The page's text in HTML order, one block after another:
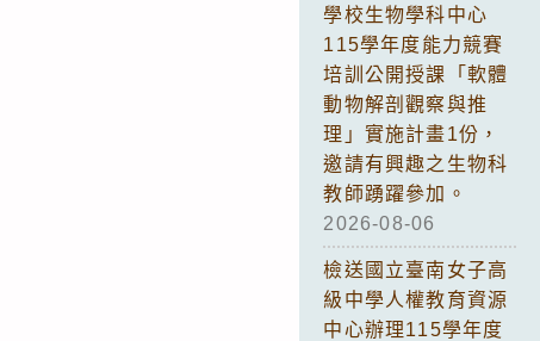
學校生物學科中心
115學年度能力競賽
培訓公開授課「軟體
動物解剖觀察與推
理」實施計畫1份，
邀請有興趣之生物科
教師踴躍參加。
2026-08-06
檢送國立臺南女子高
級中學人權教育資源
中心辦理115學年度